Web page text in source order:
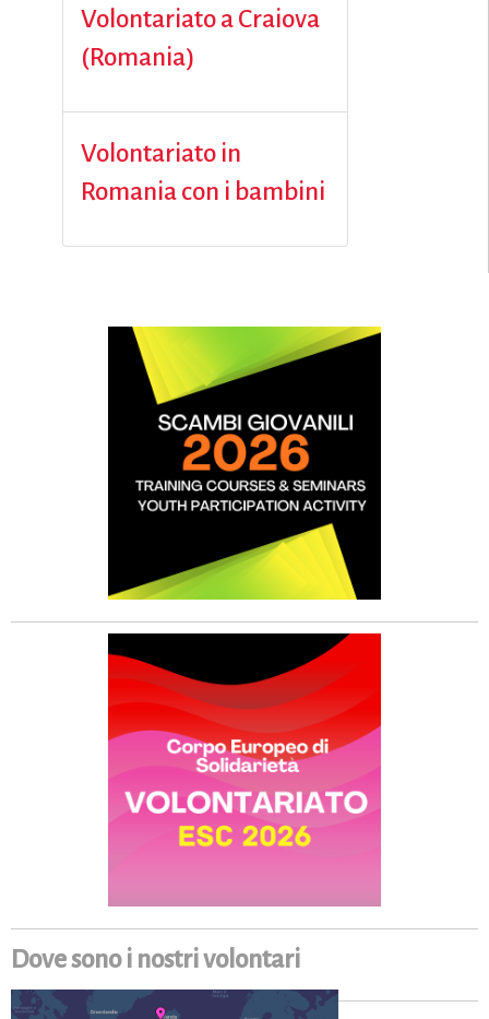
Volontariato a Craiova
(Romania)
Volontariato in
Romania con i bambini
Dove sono i nostri volontari